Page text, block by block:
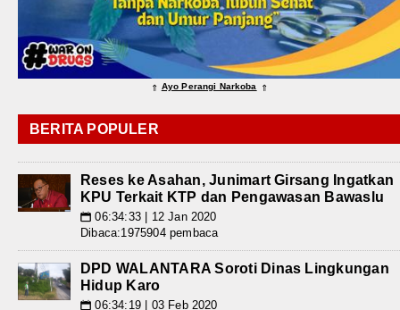
⇑ Ayo Perangi Narkoba ⇑
BERITA POPULER
Reses ke Asahan, Junimart Girsang Ingatkan
KPU Terkait KTP dan Pengawasan Bawaslu
📅 06:34:33 | 12 Jan 2020
Dibaca:1975904 pembaca
DPD WALANTARA Soroti Dinas Lingkungan
Hidup Karo
📅 06:34:19 | 03 Feb 2020